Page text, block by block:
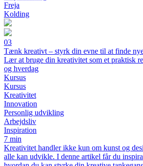
Freja
Kolding
03
Tænk kreativt – styrk din evne til at finde
Lær at bruge din kreativitet som et praktisk
og hverdag
Kursus
Kursus
Kreativitet
Innovation
Personlig udvikling
Arbejdsliv
Inspiration
7 min
Kreativitet handler ikke kun om kunst og
alle kan udvikle. I denne artikel får du